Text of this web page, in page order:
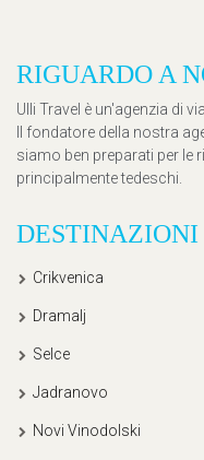
RIGUARDO A
Ulli Travel è un'agenzia di
Il fondatore della nostra
siamo ben preparati per le
principalmente tedeschi.
DESTINAZIONI
Crikvenica
Dramalj
Selce
Jadranovo
Novi Vinodolski